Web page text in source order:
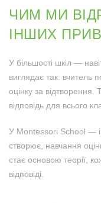
ЧИМ МИ
ІНШИХ
У більшості шкіл —
виглядає так: вчитель
оцінку за
відповідь для всього
У Montessori School —
створює, навчання
стає основою теорії,
відповіді.